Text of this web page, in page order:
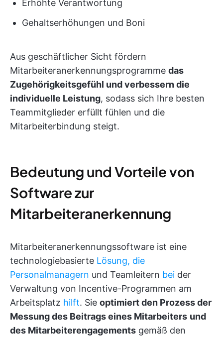
Erhöhte Verantwortung
Gehaltserhöhungen und Boni
Aus geschäftlicher Sicht fördern
Mitarbeiteranerkennungsprogramme das
Zugehörigkeitsgefühl und verbessern die
individuelle Leistung, sodass sich Ihre besten
Teammitglieder erfüllt fühlen und die
Mitarbeiterbindung steigt.
Bedeutung und Vorteile von
Software zur
Mitarbeiteranerkennung
Mitarbeiteranerkennungssoftware ist eine
technologiebasierte Lösung, die
Personalmanagern und Teamleitern bei der
Verwaltung von Incentive-Programmen am
Arbeitsplatz hilft. Sie optimiert den Prozess der
Messung des Beitrags eines Mitarbeiters und
des Mitarbeiterengagements gemäß den